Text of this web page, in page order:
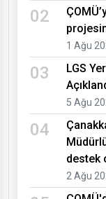
02
1 Ağu
03
LGS
5 Ağu
04
destek
2 Ağu